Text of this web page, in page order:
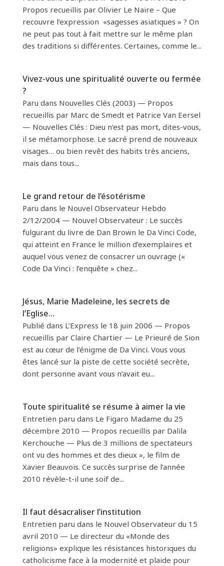
Propos recueillis par Olivier Le Naire – Que
recouvre l’expression «sagesses asiatiques » ? On
ne peut pas tout à fait mettre sur le même plan
des traditions si différentes. Certaines, comme le...
Vivez-vous une spiritualité ouverte ou fermée
?
Paru dans Nouvelles Clés (2003) — Propos
recueillis par Marc de Smedt et Patrice Van Eersel
— Nouvelles Clés : Dieu n’est pas mort, dites-vous,
il se métamorphose. Le sacré prend de nouveaux
visages… ou bien revêt des habits très anciens,
mais dans tous...
Le grand retour de l’ésotérisme
Paru dans le Nouvel Observateur Hebdo
2/12/2004 — Nouvel Observateur : Le succès
fulgurant du livre de Dan Brown le Da Vinci Code,
qui atteint en France le million d’exemplaires et
auquel vous venez de consacrer un ouvrage («
Code Da Vinci : l’enquête » chez...
Jésus, Marie Madeleine, les secrets de
l’Eglise…
Publié dans L’Express le 18 juin 2006 — Propos
recueillis par Claire Chartier — Le Prieuré de Sion
est au cœur de l’énigme de Da Vinci. Vous vous
êtes lancé sur la piste de cette société secrète,
dont personne avant vous n’avait eu...
Toute spiritualité se résume à aimer la vie
Entretien paru dans Le Figaro Madame du 25
décembre 2010 — Propos recueillis par Dalila
Kerchouche — Plus de 3 millions de spectateurs
ont vu des hommes et des dieux », le film de
Xavier Beauvois. Ce succès surprise de l’année
2010 révèle-t-il une soif de...
Il faut désacraliser l’institution
Entretien paru dans le Nouvel Observateur du 15
avril 2010 — Le directeur du «Monde des
religions» explique les résistances historiques du
catholicisme face à la modernité et plaide pour